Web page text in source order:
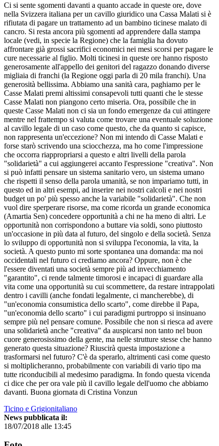
Ci si sente sgomenti davanti a quanto accade in queste ore, dove
nella Svizzera italiana per un cavillo giuridico una Cassa Malati si è
rifiutata di pagare un trattamento ad un bambino ticinese malato di
cancro. Si resta ancora più sgomenti ad apprendere dalla stampa
locale (vedi, in specie la Regione) che la famiglia ha dovuto
affrontare già grossi sacrifici economici nei mesi scorsi per pagare le
cure necessarie al figlio. Molti ticinesi in queste ore hanno risposto
generosamente all'appello dei genitori del ragazzo donando diverse
migliaia di franchi (la Regione oggi parla di 20 mila franchi). Una
generosità bellissima. Abbiamo una sanità cara, paghiamo per le
Casse Malati premi altissimi consapevoli tutti quanti che le stesse
Casse Malati non piangono certo miseria. Ora, possibile che in
queste Casse Malati non ci sia un fondo emergenze da cui attingere
mentre nel frattempo si valuta come trovare una eventuale soluzione
al cavillo legale di un caso come questo, che da quanto si capisce,
non rappresenta un'eccezione? Non mi intendo di Casse Malati e
forse starò scrivendo una sciocchezza, ma ho come l'impressione
che occorra riappropriarsi a questo e altri livelli della parola
"solidarietà" a cui aggiungerei accanto l'espressione "creativa". Non
si può infatti pensare un sistema sanitario vero, un sistema umano
che rispetti il senso della parola umanità, se non impariamo tutti, in
questo ed in altri esempi, ad inserire nei nostri calcoli e nei nostri
budget un po' più spesso anche la variabile "solidarietà". Che non
vuol dire sperperare risorse, ma come ricorda un grande economica
(Amartia Sen) concedere opportunità a chi ne ha meno di altri. Le
opportunità non corrispondono a buttare via soldi, sono piuttosto
un'occasione in più data al futuro, del singolo e della società. Senza
lo sviluppo di opportunità non si sviluppa l'economia, la vita, la
società. A questo punto mi sorte spontanea una domanda: ma noi
occidentali nel futuro ci crediamo ancora? Oppure, non è che
l'essere diventati una società sempre più ad invecchiamento
"garantito", ci rende talmente timorosi e incapaci di guardare alla
vita come una opportunità su cui scommettere, da restare intrappolati
dentro i cavilli (anche fondati legalmente, ci mancherebbe), di
"un'economia consumistica dello scarto", come direbbe il Papa,
"un'economia dello scarto" i cui paradigmi purtroppo si insinuano
sempre più nel pensare comune. Possibile che non si riesca ad avere
una solidarietà anche "creativa" da auspicarsi non tanto nel buon
cuore generosissimo della gente, ma nelle strutture stesse che hanno
generato questa situazione? Riuscirà questa impostazione a
trasformarsi nel futuro? C'è da sperarlo, altrimenti casi come questo
si moltiplicheranno, probabilmente con variabili di vario tipo ma
tutte riconducibili al medesimo paradigma. In fondo questa vicenda
ci dice che per ora vale più il cavillo legale dell'uomo che abbiamo
davanti. Buona giornata di Cristina Vonzun
Ticino e Grigionitaliano
News pubblicata il:
18/07/2018 alle 13:45